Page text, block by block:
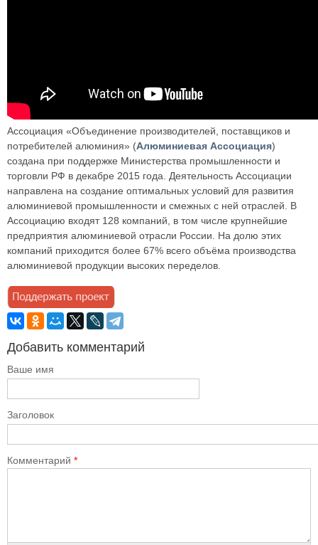
Ассоциация «Объединение производителей, поставщиков и
потребителей алюминия» (Алюминиевая Ассоциация)
создана при поддержке Министерства промышленности и
торговли РФ в декабре 2015 года. Деятельность Ассоциации
направлена на создание оптимальных условий для развития
алюминиевой промышленности и смежных с ней отраслей. В
Ассоциацию входят 128 компаний, в том числе крупнейшие
предприятия алюминиевой отрасли России. На долю этих
компаний приходится более 67% всего объёма производства
алюминиевой продукции высоких переделов.
Добавить комментарий
Ваше имя
Заголовок
Комментарий *